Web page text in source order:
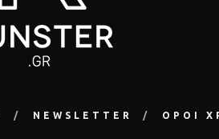
NEWSLETTER ΟΡΟΙ